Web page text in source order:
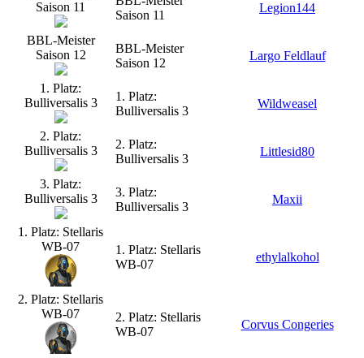
Saison 11
Saison 11
Legion144
BBL-Meister
Saison 12
BBL-Meister
Saison 12
Largo Feldlauf
1. Platz:
Bulliversalis 3
1. Platz:
Bulliversalis 3
Wildweasel
2. Platz:
Bulliversalis 3
2. Platz:
Bulliversalis 3
Littlesid80
3. Platz:
Bulliversalis 3
3. Platz:
Bulliversalis 3
Maxii
1. Platz: Stellaris
WB-07
1. Platz: Stellaris
WB-07
ethylalkohol
2. Platz: Stellaris
WB-07
2. Platz: Stellaris
WB-07
Corvus Congeries